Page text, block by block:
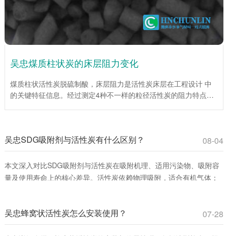
吴忠煤质柱状炭的床层阻力变化
煤质柱状活性炭脱硫制酸，床层阻力是活性炭床层在工程设计 中
的关键特征信息。经过测定4种不一样的粒径活性炭的阻力特点，
力较小时对床层平均阻力系数影响很大。活性炭(1mm)床层平均阻
力系数伴随着床层高度的增加而增加，活性炭(4mm、6mm、
10mm)床层平均阻力系数伴随着床层高度的增大而下降。
吴忠SDG吸附剂与活性炭有什么区别？ 08-04
本文深入对比SDG吸附剂与活性炭在吸附机理、适用污染物、吸附容
量及使用寿命上的核心差异。活性炭依赖物理吸附，适合有机气体；
吴忠蜂窝状活性炭怎么安装使用？ 07-28